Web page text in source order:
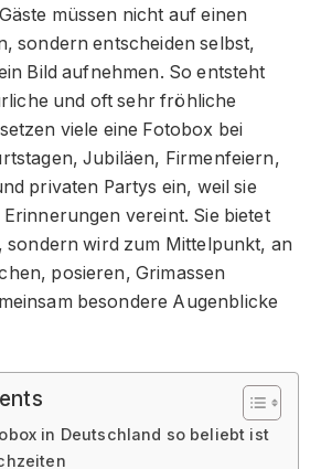
müssen nicht auf einen
sondern entscheiden selbst,
Bild aufnehmen. So entsteht
und oft sehr fröhliche
viele eine Fotobox bei
Jubiläen, Firmenfeiern,
privaten Partys ein, weil sie
vereint. Sie bietet
sondern wird zum Mittelpunkt, an
posieren, Grimassen
besondere Augenblicke
in Deutschland so beliebt ist